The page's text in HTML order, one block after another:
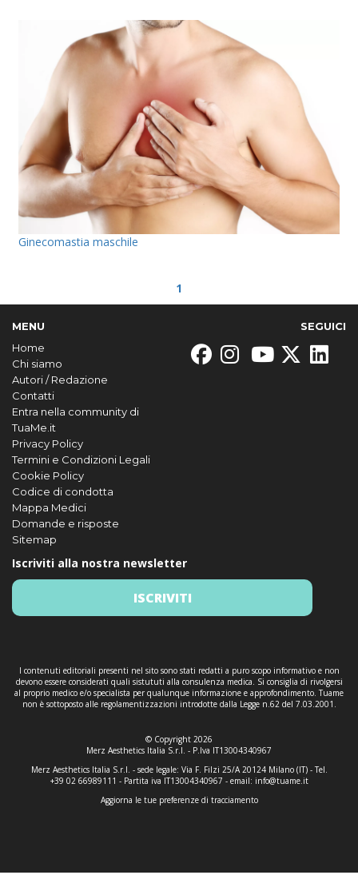
Ginecomastia maschile
1
MENU
Home
Chi siamo
Autori / Redazione
Contatti
Entra nella community di
TuaMe.it
Privacy Policy
Termini e Condizioni Legali
Cookie Policy
Codice di condotta
Mappa Medici
Domande e risposte
Sitemap
SEGUICI
Iscriviti alla nostra newsletter
ISCRIVITI
I contenuti editoriali presenti nel sito sono stati redatti a puro scopo informativo e non
devono essere considerati quali sistututi alla consulenza medica. Si consiglia di rivolgersi
al proprio medico e/o specialista per qualunque informazione e approfondimento. Tuame
non è sottoposto alle regolamentizzazioni introdotte dalla Legge n.62 del 7.03.2001.
© Copyright 2026
Merz Aesthetics Italia S.r.l. - P.Iva IT13004340967
Merz Aesthetics Italia S.r.l. - sede legale: Via F. Filzi 25/A 20124 Milano (IT) - Tel.
+39 02 66989111 - Partita iva IT13004340967 - email: info@tuame.it
Aggiorna le tue preferenze di tracciamento